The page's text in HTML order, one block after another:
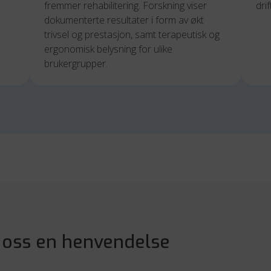
fremmer rehabilitering. Forskning viser
dokumenterte resultater i form av økt
trivsel og prestasjon, samt terapeutisk og
ergonomisk belysning for ulike
brukergrupper.
en henvendelse